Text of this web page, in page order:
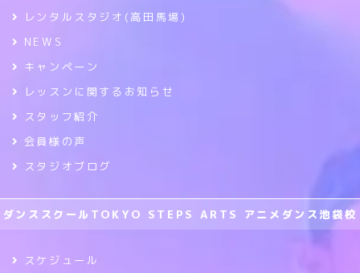
レンタルスタジオ(高田馬場)
NEWS
キャンペーン
レッスンに関するお知らせ
スタッフ紹介
会員様の声
スタジオブログ
ダンススクールTOKYO STEPS ARTS アニメダンス池袋校
スケジュール